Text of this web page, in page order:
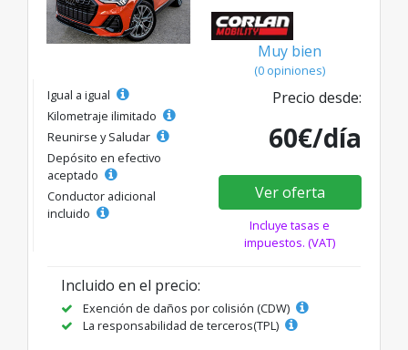
Muy bien
(0 opiniones)
Igual a igual
Kilometraje ilimitado
Reunirse y Saludar
Depósito en efectivo
aceptado
Conductor adicional
incluido
Precio desde:
60€/día
Ver oferta
Incluye tasas e
impuestos. (VAT)
Incluido en el precio:
Exención de daños por colisión (CDW)
La responsabilidad de terceros(TPL)